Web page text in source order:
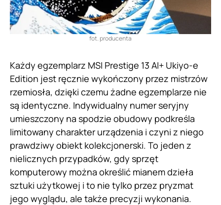
fot. producenta
Każdy egzemplarz MSI Prestige 13 AI+ Ukiyo-e
Edition jest ręcznie wykończony przez mistrzów
rzemiosła, dzięki czemu żadne egzemplarze nie
są identyczne. Indywidualny numer seryjny
umieszczony na spodzie obudowy podkreśla
limitowany charakter urządzenia i czyni z niego
prawdziwy obiekt kolekcjonerski. To jeden z
nielicznych przypadków, gdy sprzęt
komputerowy można określić mianem dzieła
sztuki użytkowej i to nie tylko przez pryzmat
jego wyglądu, ale także precyzji wykonania.